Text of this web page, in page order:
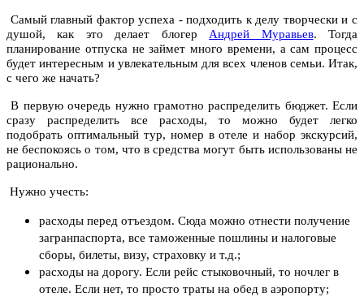
Самый главный фактор успеха - подходить к делу творчески и с
душой, как это делает блогерАндрей Муравьев. Тогда
планирование отпуска не займет много времени, а сам процесс
будет интересным и увлекательным для всех членов семьи. Итак,
с чего же начать?
В первую очередь нужно грамотно распределить бюджет. Если
сразу распределить все расходы, то можно будет легко
подобрать оптимальный тур, номер в отеле и набор экскурсий,
не беспокоясь о том, что в средства могут быть использованы не
рационально.
Нужно учесть:
расходы перед отъездом. Сюда можно отнести получение
загранпаспорта, все таможенные пошлины и налоговые
сборы, билеты, визу, страховку и т.д.;
расходы на дорогу. Если рейс стыковочный, то ночлег в
отеле. Если нет, то просто траты на обед в аэропорту;